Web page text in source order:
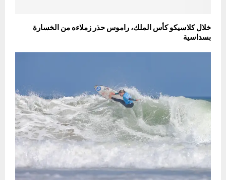
خلال كلاسيكو كأس الملك، راموس حذر زملاءه من الخسارة
بسداسية